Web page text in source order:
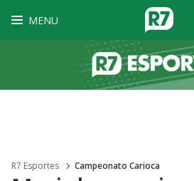
MENU
R7 Esportes Campeonato Carioca